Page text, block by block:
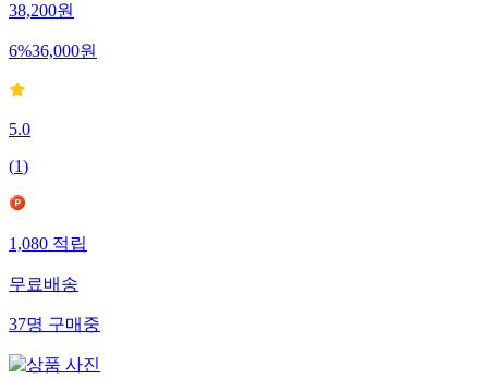
38,200원
6%36,000원
5.0
(1)
1,080적립
무료배송
37명구매중